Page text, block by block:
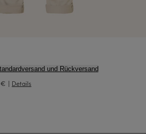
und Rückversand
€ | Details